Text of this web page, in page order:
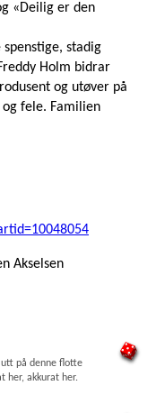
«Deilig er den
stadig
Holm bidrar
og utøver på
fele. Familien
Akselsen
på denne flotte
her, akkurat her.